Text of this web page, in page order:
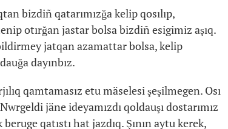
bizdiñ qatarımızğa kelip qosılıp,
otırğan jastar bolsa bizdiñ esigimiz aşıq.
jatqan azamattar bolsa, kelip
dayınbız.
qamtamasız etu mäselesi şeşilmegen. Osı
jäne ideyamızdı qoldauşı dostarımız
qatıstı hat jazdıq. Şının aytu kerek,